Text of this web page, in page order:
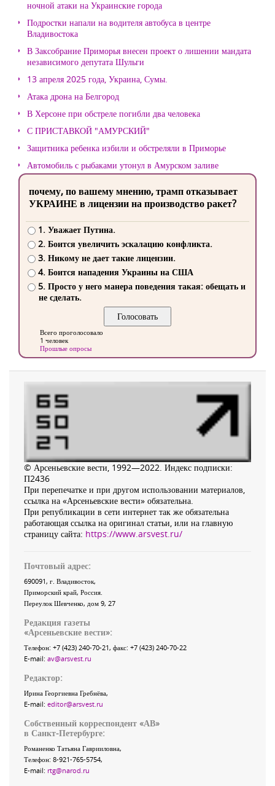
ночной атаки на Украинские города
Подростки напали на водителя автобуса в центре
Владивостока
В Заксобрание Приморья внесен проект о лишении мандата
независимого депутата Шульги
13 апреля 2025 года, Украина, Сумы.
Атака дрона на Белгород
В Херсоне при обстреле погибли два человека
С ПРИСТАВКОЙ "АМУРСКИЙ"
Защитника ребенка избили и обстреляли в Приморье
Автомобиль с рыбаками утонул в Амурском заливе
почему, по вашему мнению, трамп отказывает
УКРАИНЕ в лицензии на производство ракет?
1. Уважает Путина.
2. Боится увеличить эскалацию конфликта.
3. Никому не дает такие лицензии.
4. Боится нападения Украины на США
5. Просто у него манера поведения такая: обещать и
не сделать.
Всего проголосовало
1 человек
Прошлые опросы
© Арсеньевские вести, 1992—2022. Индекс подписки:
П2436
При перепечатке и при другом использовании материалов,
ссылка на «Арсеньевские вести» обязательна.
При републикации в сети интернет так же обязательна
работающая ссылка на оригинал статьи, или на главную
страницу сайта: https://www.arsvest.ru/
Почтовый адрес:
690091, г. Владивосток,
Приморский край, Россия
Переулок Шевченко, дом 9, 27
Редакция газеты
«Арсеньевские вести»:
Телефон: +7 (423) 240-70-21, факс: +7 (423) 240-70-22
E-mail: av@arsvest.ru
Редактор:
Ирина Георгиевна Гребнёва,
E-mail: editor@arsvest.ru
Собственный корреспондент «АВ»
в Санкт-Петербурге:
Романенко Татьяна Гаврииловна,
Телефон: 8-921-765-5754,
E-mail: rtg@narod.ru